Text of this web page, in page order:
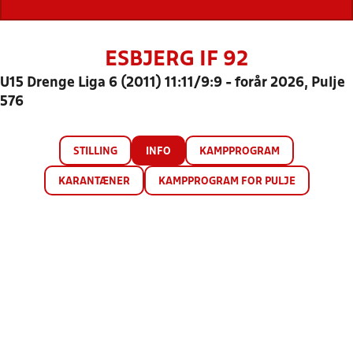
ESBJERG IF 92
U15 Drenge Liga 6 (2011) 11:11/9:9 - forår 2026, Pulje
576
STILLING INFO KAMPPROGRAM
KARANTÆNER KAMPPROGRAM FOR PULJE